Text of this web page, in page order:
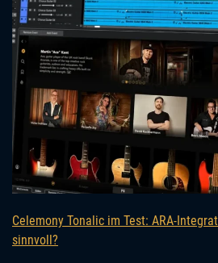
Celemony Tonalic im Test: ARA-
sinnvoll?